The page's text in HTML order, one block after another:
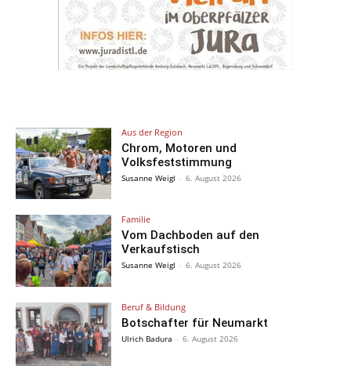
Aus der Region
Chrom, Motoren und
Volksfeststimmung
Susanne Weigl - 6. August 2026
Familie
Vom Dachboden auf den
Verkaufstisch
Susanne Weigl - 6. August 2026
Beruf & Bildung
Botschafter für Neumarkt
Ulrich Badura - 6. August 2026